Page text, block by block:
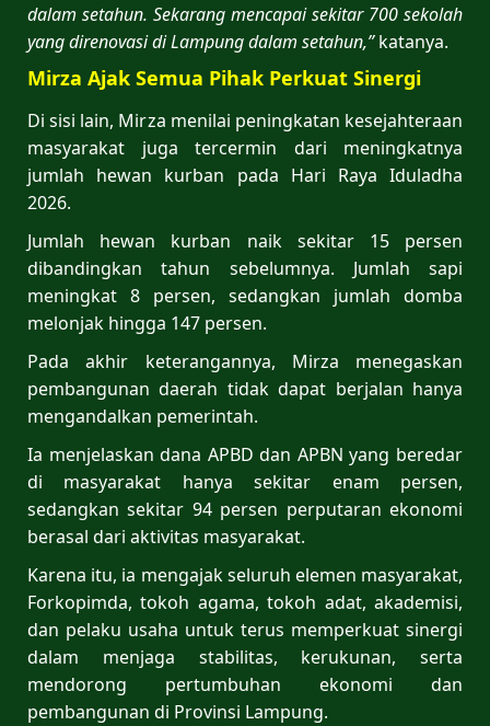
dalam setahun. Sekarang mencapai sekitar 700 sekolah
yang direnovasi di Lampung dalam setahun,”katanya.
Mirza Ajak Semua Pihak Perkuat Sinergi
Di sisi lain, Mirza menilai peningkatan kesejahteraan
masyarakat juga tercermin dari meningkatnya
jumlah hewan kurban pada Hari Raya Iduladha
2026.
Jumlah hewan kurban naik sekitar 15 persen
dibandingkan tahun sebelumnya. Jumlah sapi
meningkat 8 persen, sedangkan jumlah domba
melonjak hingga 147 persen.
Pada akhir keterangannya, Mirza menegaskan
pembangunan daerah tidak dapat berjalan hanya
mengandalkan pemerintah.
Ia menjelaskan dana APBD dan APBN yang beredar
di masyarakat hanya sekitar enam persen,
sedangkan sekitar 94 persen perputaran ekonomi
berasal dari aktivitas masyarakat.
Karena itu, ia mengajak seluruh elemen masyarakat,
Forkopimda, tokoh agama, tokoh adat, akademisi,
dan pelaku usaha untuk terus memperkuat sinergi
dalam menjaga stabilitas, kerukunan, serta
mendorong pertumbuhan ekonomi dan
pembangunan di Provinsi Lampung.